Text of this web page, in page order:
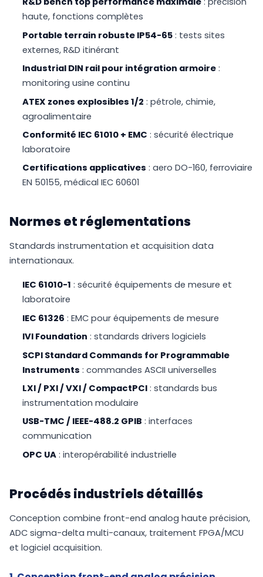
haute, fonctions complètes
Portable terrain robuste IP54-65 : tests sites
externes, R&D itinérant
Industrial DIN rail pour intégration armoire :
monitoring usine continu
ATEX zones explosibles 1/2 : pétrole, chimie,
agroalimentaire
Conformité IEC 61010 + EMC : sécurité électrique
laboratoire
Certifications applicatives : aero DO-160, ferroviaire
EN 50155, médical IEC 60601
Normes et réglementations
Standards instrumentation et acquisition data
internationaux.
IEC 61010-1 : sécurité équipements de mesure et
laboratoire
IEC 61326 : EMC pour équipements de mesure
IVI Foundation : standards drivers logiciels
SCPI Standard Commands for Programmable
Instruments : commandes ASCII universelles
LXI / PXI / VXI / CompactPCI : standards bus
instrumentation modulaire
USB-TMC / IEEE-488.2 GPIB : interfaces
communication
OPC UA : interopérabilité industrielle
Procédés industriels détaillés
Conception combine front-end analog haute précision,
ADC sigma-delta multi-canaux, traitement FPGA/MCU
et logiciel acquisition.